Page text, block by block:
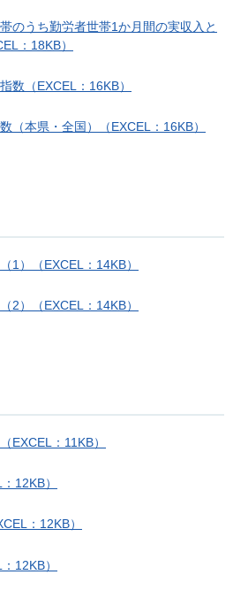
のうち勤労者世帯1か月間の実収入と
：18KB）
数（EXCEL：16KB）
（本県・全国）（EXCEL：16KB）
1） （EXCEL：14KB）
2） （EXCEL：14KB）
EXCEL：11KB）
12KB）
：12KB）
12KB）